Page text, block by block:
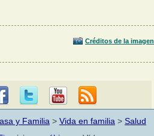
Créditos de la imagen
y Familia > Vida en familia > Salud